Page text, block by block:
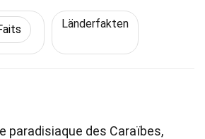
Länderfakten
paradisiaque des Caraïbes,